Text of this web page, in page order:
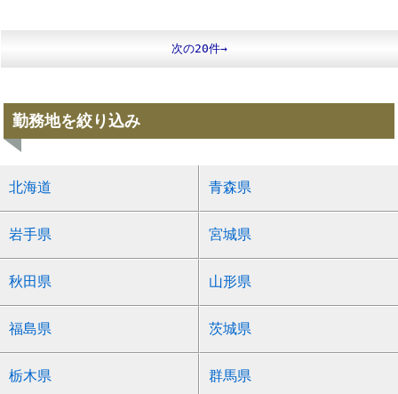
次の20件→
勤務地を絞り込み
北海道 青森県
岩手県 宮城県
秋田県 山形県
福島県 茨城県
栃木県 群馬県